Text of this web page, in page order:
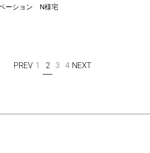
ーション N様宅
PREV 1 2 3 4 NEXT